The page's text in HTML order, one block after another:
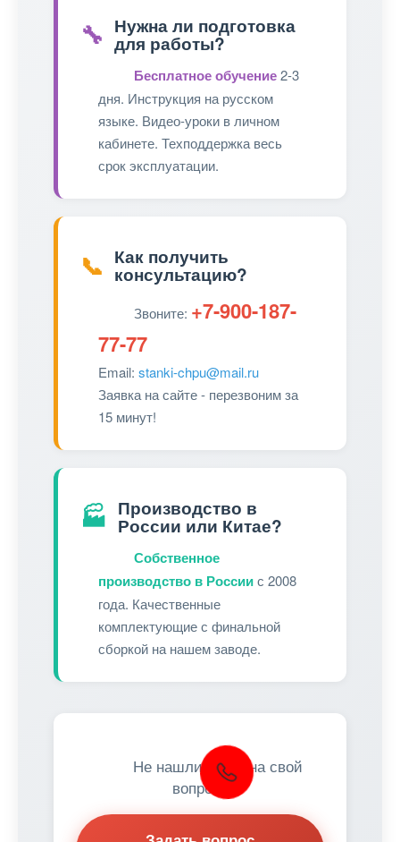
🔧 Нужна ли подготовка
для работы?
Бесплатное обучение2-3
дня. Инструкция на русском
языке. Видео-уроки в личном
кабинете. Техподдержка весь
срок эксплуатации.
📞 Как получить
консультацию?
Звоните: +7-900-187-
77-77
Email: stanki-chpu@mail.ru
Заявка на сайте - перезвоним за
15 минут!
🏭 Производство в
России или Китае?
Собственное
производство в Россиис 2008
года. Качественные
комплектующие с финальной
сборкой на нашем заводе.
Не нашли ответ на свой
вопрос?